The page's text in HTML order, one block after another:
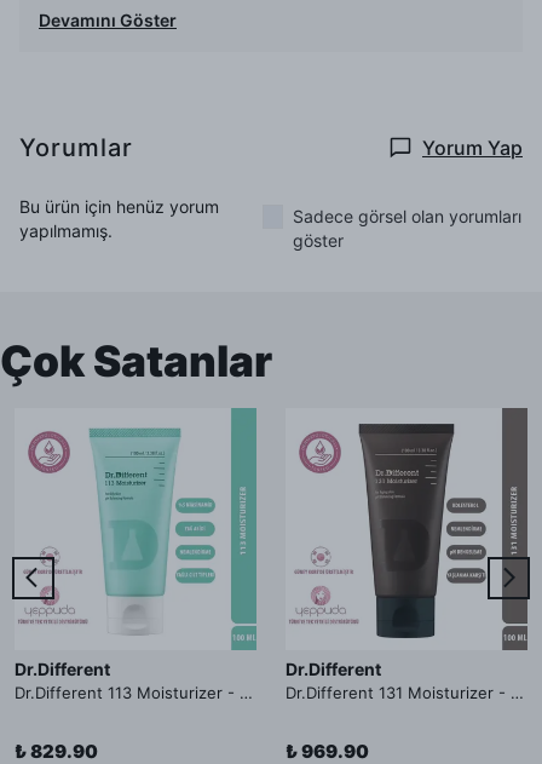
Devamını Göster
Yorumlar Yorum Yap
Bu ürün için henüz yorum
yapılmamış.
Sadece görsel olan yorumları
göster
Çok Satanlar
Dr.Different
Dr.Different 113 Moisturizer - Yağlı ve Hassas Cilt Tipleri İçin Yağ Asidi İçerikli Nemlendirici Krem
₺ 829.90
Dr.Different
Dr.Different 131 Moisturizer - Yaşlanma ve Kırışıklık Karşıtı Kolesterol İçerikli Nemlendirici Krem
₺ 969.90